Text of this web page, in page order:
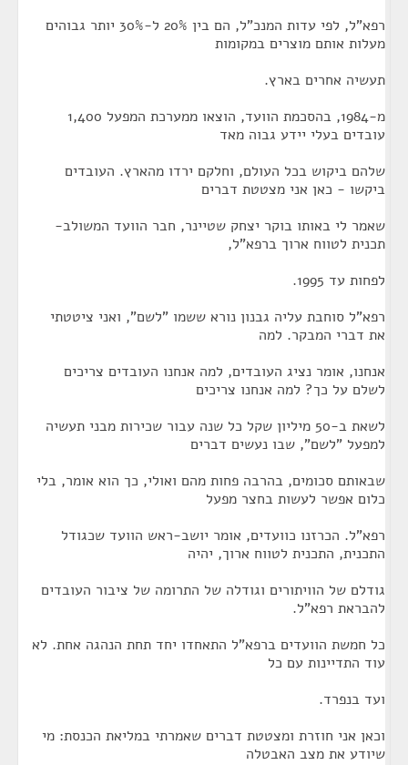
רפא"ל, לפי עדות המנכ"ל, הם בין 20% ל-30% יותר גבוהים
מעלות אותם מוצרים במקומות
תעשיה אחרים בארץ.
מ-1984, בהסכמת הוועד, הוצאו ממערכת המפעל 1,400
עובדים בעלי יידע גבוה מאד
שלהם ביקוש בכל העולם, וחלקם ירדו מהארץ. העובדים
ביקשו - כאן אני מצטטת דברים
שאמר לי באותו בוקר יצחק שטיינר, חבר הוועד המשולב-
תכנית לטווח ארוך ברפא"ל,
לפחות עד 1995.
רפא"ל סוחבת עליה גבנון נורא ששמו "לשם", ואני ציטטתי
את דברי המבקר. למה
אנחנו, אומר נציג העובדים, למה אנחנו העובדים צריכים
לשלם על כך? למה אנחנו צריכים
לשאת ב-50 מיליון שקל כל שנה עבור שכירות מבני תעשיה
למפעל "לשם", שבו נעשים דברים
שבאותם סכומים, בהרבה פחות מהם ואולי, כך הוא אומר, בלי
כלום אפשר לעשות בחצר מפעל
רפא"ל. הכרזנו כוועדים, אומר יושב-ראש הוועד שכגודל
התכנית, התכנית לטווח ארוך, יהיה
גודלם של הוויתורים וגודלה של התרומה של ציבור העובדים
להבראת רפא"ל.
כל חמשת הוועדים ברפא"ל התאחדו יחד תחת הנהגה אחת. לא
עוד התדיינות עם כל
ועד בנפרד.
וכאן אני חוזרת ומצטטת דברים שאמרתי במליאת הכנסת: מי
שיודע את מצב האבטלה